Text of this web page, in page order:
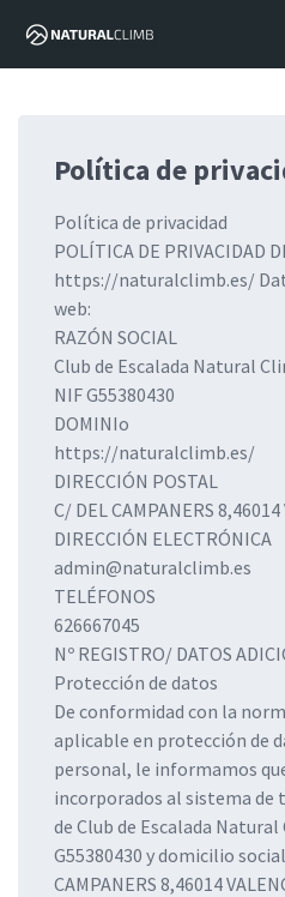
Política de
Política de privacidad
POLÍTICA DE PRIVACIDAD
https://naturalclimb.es/
web:
RAZÓN SOCIAL
Club de Escalada Natural
NIF G55380430
DOMINIo
https://naturalclimb.es/
DIRECCIÓN POSTAL
C/ DEL CAMPANERS
DIRECCIÓN ELECTRÓNICA
admin@naturalclimb.es
TELÉFONOS
626667045
Nº REGISTRO/ DATOS
Protección de datos
De conformidad con la
aplicable en protección de
personal, le informamos
incorporados al sistema
de Club de Escalada Natural
G55380430 y domicilio
CAMPANERS 8,46014